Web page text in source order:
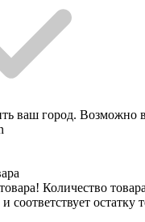
ваш город. Возможно
Количество
соответствует остатку